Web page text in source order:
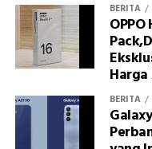
BERITA
BERITA